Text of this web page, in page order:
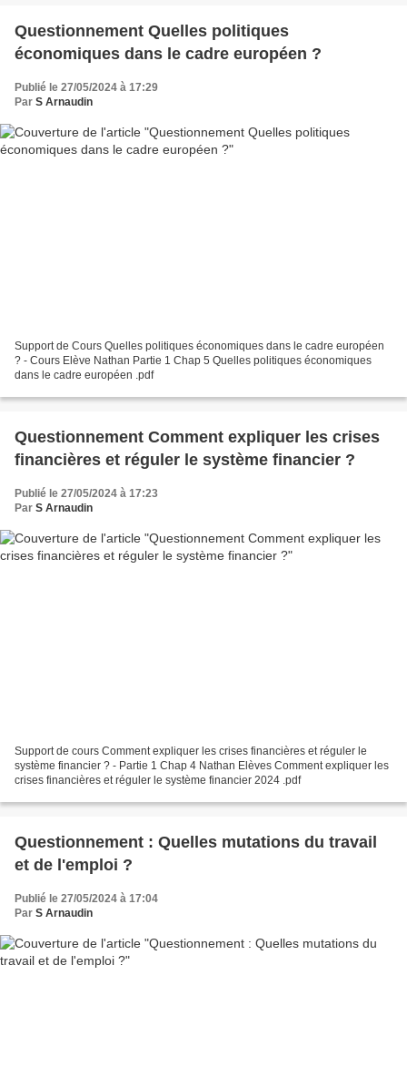
Questionnement Quelles politiques
économiques dans le cadre européen ?
Publié le 27/05/2024 à 17:29
Par S Arnaudin
Support de Cours Quelles politiques économiques dans le cadre européen
? - Cours Elève Nathan Partie 1 Chap 5 Quelles politiques économiques
dans le cadre européen .pdf
Questionnement Comment expliquer les crises
financières et réguler le système financier ?
Publié le 27/05/2024 à 17:23
Par S Arnaudin
Support de cours Comment expliquer les crises financières et réguler le
système financier ? - Partie 1 Chap 4 Nathan Elèves Comment expliquer les
crises financières et réguler le système financier 2024 .pdf
Questionnement : Quelles mutations du travail
et de l'emploi ?
Publié le 27/05/2024 à 17:04
Par S Arnaudin